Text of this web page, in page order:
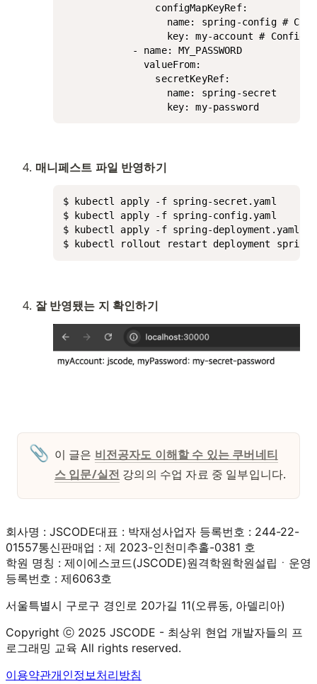
                configMapKeyRef:
name: spring-config #
key: my-account #
            - name: MY_PASSWORD
              valueFrom:
                secretKeyRef:
                  name: spring-secret
                  key: my-password
매니페스트 파일 반영하기
$ kubectl apply -f spring-secret.yaml
$ kubectl apply -f spring-config.yaml
$ kubectl apply -f spring-deployment.yaml
$ kubectl rollout restart deployment spring-
잘 반영됐는 지 확인하기
📎 이 글은 비전공자도 이해할 수 있는 쿠버네티
스 입문/실전
회사명 : JSCODE대표 : 박재성사업자 등록번호 : 244-22-
01557통신판매업 : 제 2023-인천미추홀-0381 호
학원 명칭 : 제이에스코드(JSCODE)원격학원학원설립ㆍ운영
등록번호 : 제6063호
서울특별시 구로구 경인로 20가길 11(오류동, 아델리아)
Copyright ⓒ 2025 JSCODE - 최상위 현업 개발자들의 프
로그래밍 교육 All rights reserved.
이용약관개인정보처리방침